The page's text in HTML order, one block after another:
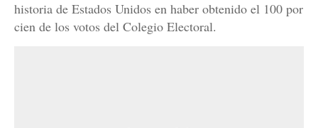
historia de Estados Unidos en haber obtenido el 100 por
cien de los votos del Colegio Electoral.